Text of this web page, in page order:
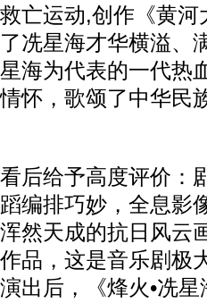
亡运动,创作《黄
冼星海才华横溢、
海为代表的一代热
怀，歌颂了中华民
给予高度评价：
编排巧妙，全息影
然天成的抗日风云
品，这是音乐剧极
出后，《烽火•冼